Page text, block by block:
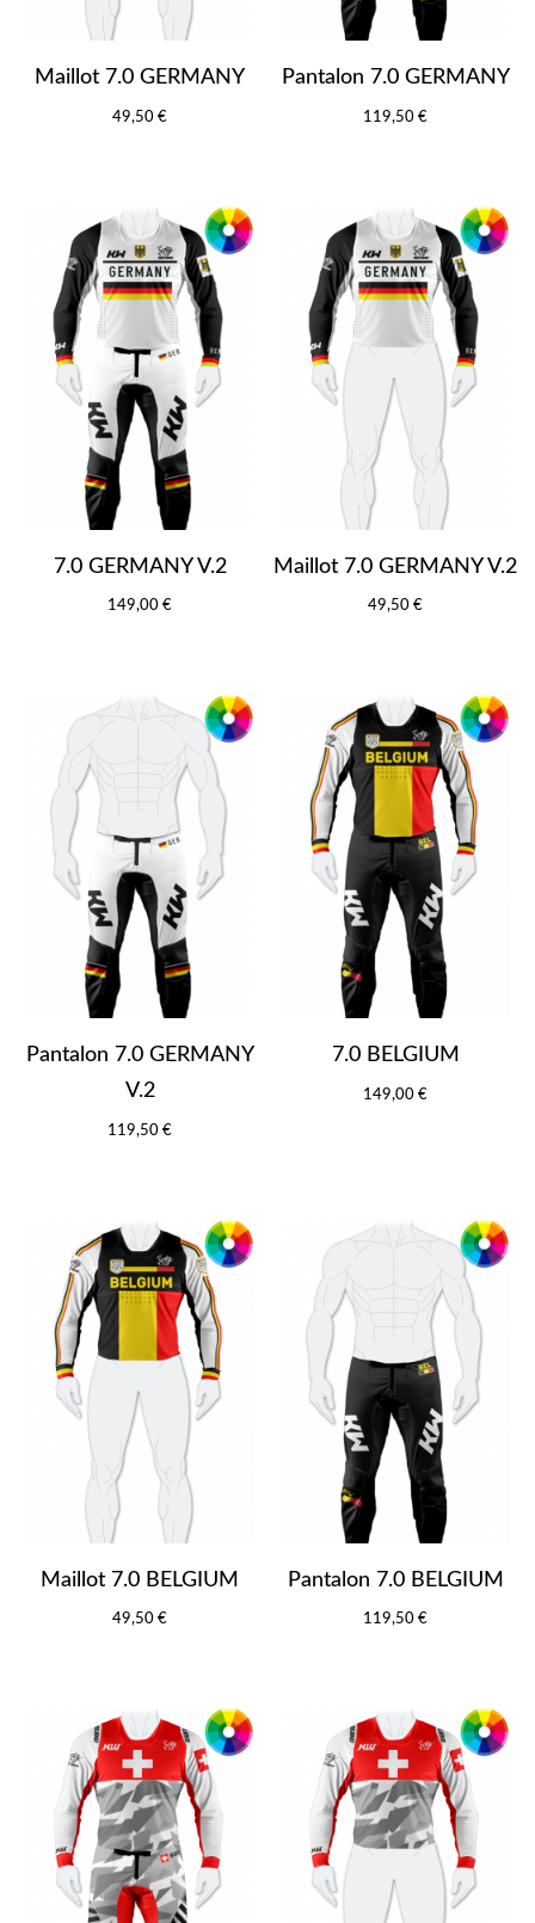
Maillot 7.0 GERMANY
49,50 €
Pantalon 7.0 GERMANY
119,50 €
7.0 GERMANY V.2
149,00 €
Maillot 7.0 GERMANY V.2
49,50 €
Pantalon 7.0 GERMANY
V.2
119,50 €
7.0 BELGIUM
149,00 €
Maillot 7.0 BELGIUM
49,50 €
Pantalon 7.0 BELGIUM
119,50 €